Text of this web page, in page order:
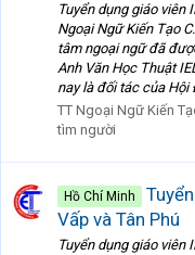
Tuyển dụng giáo viên
Ngoại Ngữ Kiến Tạo
tâm ngoại ngữ đã
Anh Văn Học Thuật
nay là đối tác của Hội
TT Ngoại Ngữ Kiến
tìm người
Hồ Chí Minh
Vấp và Tân Phú
Tuyển dụng giáo viên